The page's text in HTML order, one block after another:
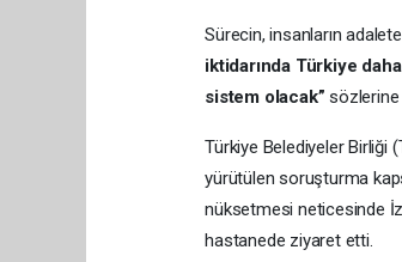
Sürecin, insanların
iktidarında Türkiye
sistem olacak”sözlerine
Türkiye Belediyeler Birliği
yürütülen soruşturma
nüksetmesi neticesinde
hastanede ziyaret etti.